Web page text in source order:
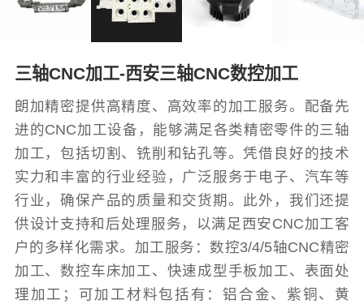
三轴CNC加工-西安三轴CNC数控加工
朗加精密提供高精度、高效率的加工服务。配备先
进的CNC加工设备，能够满足各类精密零件的三轴
加工，包括切割、铣削和钻孔等。凭借良好的技术
实力和丰富的行业经验，广泛服务于电子、汽车等
行业，确保产品的质量和交货期。此外，我们还提
供设计支持和后处理服务，以满足西安CNC加工客
户的多样化需求。加工服务：数控3/4/5轴CNC精密
加工、数控车床加工、快速成型手板加工、表面处
理加工；可加工材料包括有：铝合金、紫铜、黄